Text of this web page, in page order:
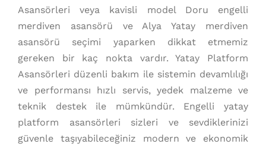
Asansörleri veya kavisli model Doru engelli
merdiven asansörü ve Alya Yatay merdiven
asansörü seçimi yaparken dikkat etmemiz
gereken bir kaç nokta vardır. Yatay Platform
Asansörleri düzenli bakım ile sistemin devamlılığı
ve performansı hızlı servis, yedek malzeme ve
teknik destek ile mümkündür. Engelli yatay
platform asansörleri sizleri ve sevdiklerinizi
güvenle taşıyabileceğiniz modern ve ekonomik